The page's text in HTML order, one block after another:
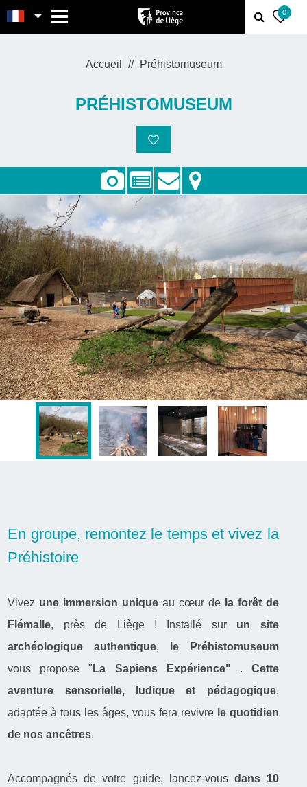
0
Accueil Préhistomuseum
PRÉHISTOMUSEUM
En groupe, remontez le temps et vivez la
Préhistoire
Vivez une immersion unique au cœur de la forêt de
Flémalle, près de Liège ! Installé sur un site
archéologique authentique,
le Préhistomuseum
vous propose " La Sapiens Expérience" . Cette
aventure sensorielle, ludique et pédagogique,
adaptée à tous les âges, vous fera revivre le quotidien
de nos ancêtres.
Accompagnés de votre guide, lancez-vous dans 10